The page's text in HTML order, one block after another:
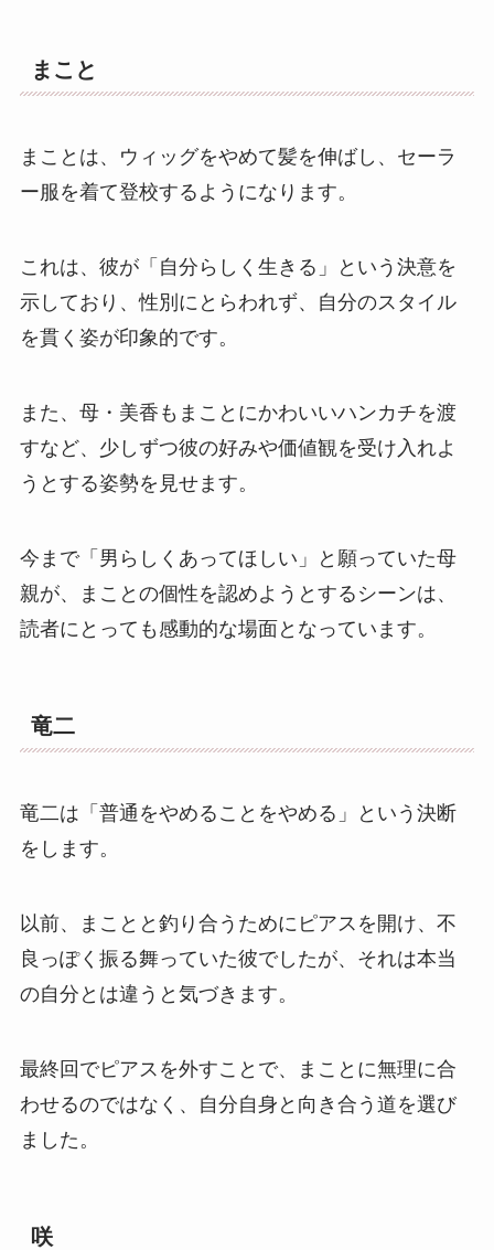
まこと
まことは、ウィッグをやめて髪を伸ばし、セーラ
ー服を着て登校するようになります。
これは、彼が「自分らしく生きる」という決意を
示しており、性別にとらわれず、自分のスタイル
を貫く姿が印象的です。
また、母・美香もまことにかわいいハンカチを渡
すなど、少しずつ彼の好みや価値観を受け入れよ
うとする姿勢を見せます。
今まで「男らしくあってほしい」と願っていた母
親が、まことの個性を認めようとするシーンは、
読者にとっても感動的な場面となっています。
竜二
竜二は「普通をやめることをやめる」という決断
をします。
以前、まことと釣り合うためにピアスを開け、不
良っぽく振る舞っていた彼でしたが、それは本当
の自分とは違うと気づきます。
最終回でピアスを外すことで、まことに無理に合
わせるのではなく、自分自身と向き合う道を選び
ました。
咲